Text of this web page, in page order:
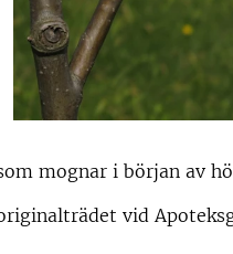
mognar i början av
vid